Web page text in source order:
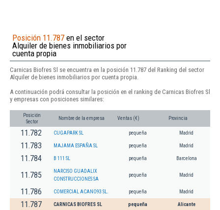
Posición 11.787 en el sector
Alquiler de bienes inmobiliarios por
cuenta propia
Carnicas Biofres Sl se encuentra en la posición 11.787 del Ranking del sector
Alquiler de bienes inmobiliarios por cuenta propia.
A continuación podrá consultar la posición en el ranking de Carnicas Biofres Sl
y empresas con posiciones similares:
Posición
Sector
Nombre de la empresa Ventas (€) Provincia
11.782 CUGAPARK SL pequeña Madrid
11.783 MAJAMA ESPAÑA SL pequeña Madrid
11.784 B 111 SL pequeña Barcelona
11.785
NARCISO GUADALIX
CONSTRUCCIONES SA
pequeña Madrid
11.786 COMERCIAL ACANO93 SL. pequeña Madrid
11.787 CARNICAS BIOFRES SL pequeña Alicante